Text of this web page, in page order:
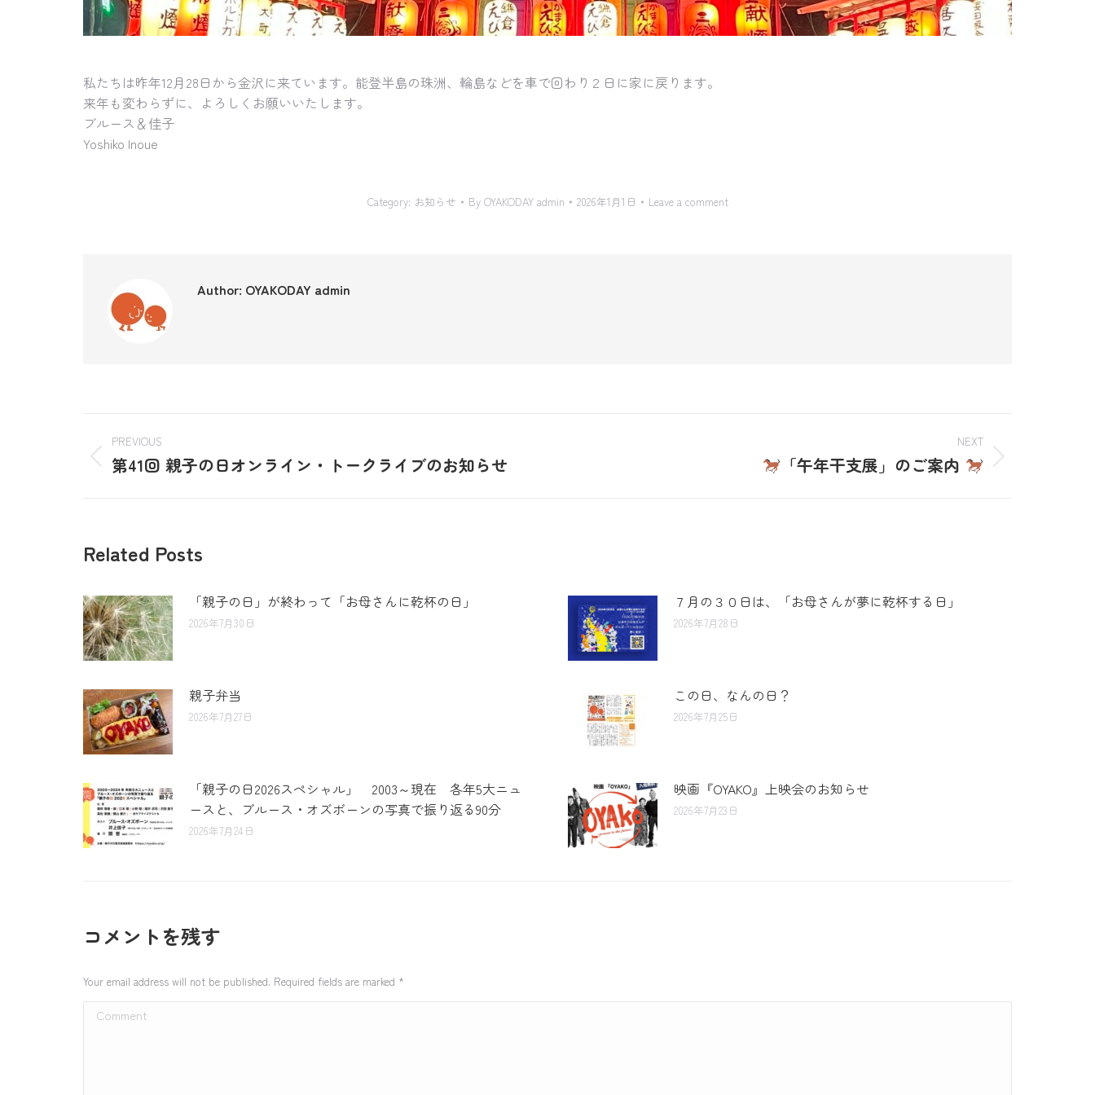
私たちは昨年12月28日から金沢に来ています。能登半島の珠洲、 輪島などを車で回わり２日に家に戻ります。
来年も変わらずに、よろしくお願いいたします。
ブルース＆佳子
Yoshiko Inoue
Category: お知らせ By OYAKODAY admin 2026年1月1日 Leave a comment
Author: OYAKODAY admin
PREVIOUS
第41回 親子の日オンライン・トークライブのお知らせ
NEXT
「午年干支展」のご案内
Related Posts
「親子の日」が終わって「お母さんに乾杯の日」
2026年7月30日
７月の３０日は、「お母さんが夢に乾杯する日」
2026年7月28日
親子弁当
2026年7月27日
この日、なんの日？
2026年7月25日
「親子の日2026スペシャル」 2003～現在 各年5大ニュ
ースと、ブルース・オズボーンの写真で振り返る90分
2026年7月24日
映画『OYAKO』上映会のお知らせ
2026年7月23日
コメントを残す
Your email address will not be published. Required fields are marked *
Comment